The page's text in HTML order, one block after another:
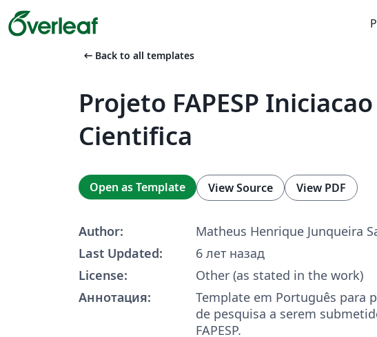
arrow_left_alt Back to all templates
Projeto FAPESP Iniciacao
Cientifica
Open as Template View Source View PDF
Author:
Matheus Henrique Junqueira
Last Updated:
6 лет назад
License:
Other (as stated in the work)
Аннотация:
Template em Português para
de pesquisa a serem
FAPESP.